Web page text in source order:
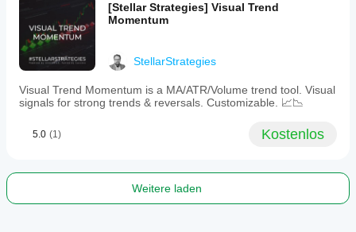
entry,
exit,
and
reversal
based
on
strength
[Stellar Strategies] Visual Trend
Momentum
StellarStrategies
Visual Trend Momentum is a MA/ATR/Volume trend tool. Visual
signals for strong trends & reversals. Customizable. 📈📉
5.0 (1) Kostenlos
Weitere laden